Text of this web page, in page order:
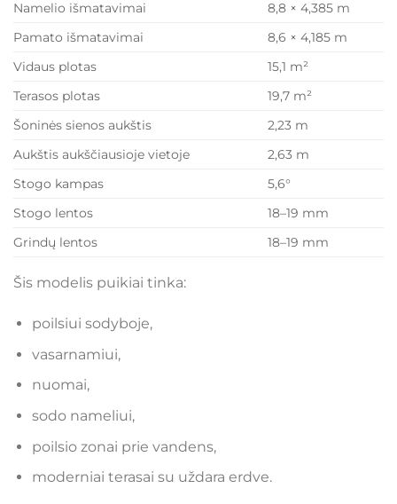
Namelio išmatavimai
8,8 × 4,385 m
Pamato išmatavimai
8,6 × 4,185 m
Vidaus plotas
15,1 m²
Terasos plotas
19,7 m²
Šoninės sienos aukštis
2,23 m
Aukštis aukščiausioje vietoje
2,63 m
Stogo kampas
5,6°
Stogo lentos
18–19 mm
Grindų lentos
18–19 mm
Šis modelis puikiai tinka:
poilsiui sodyboje,
vasarnamiui,
nuomai,
sodo nameliui,
poilsio zonai prie vandens,
moderniai terasai su uždara erdve.